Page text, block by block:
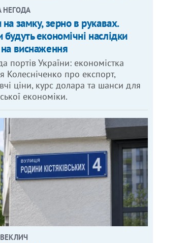
НЕГОДА
замку, зерно в рукавах.
економічні наслідки
на виснаження
портів України: економістка
Колесніченко про експорт,
ціни, курс долара та шанси для
економіки.